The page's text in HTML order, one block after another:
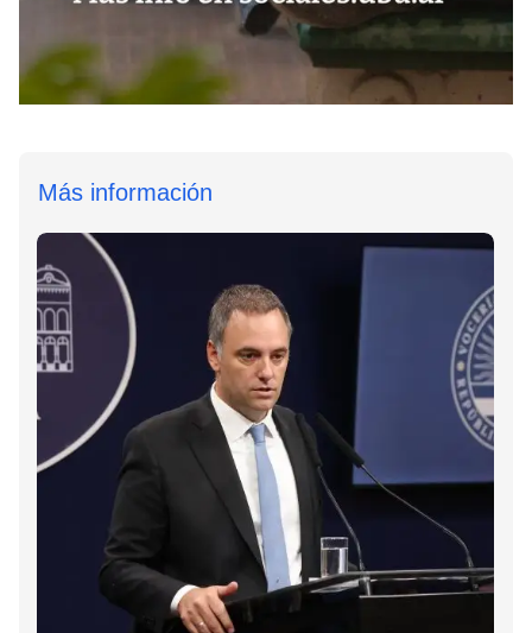
Más información